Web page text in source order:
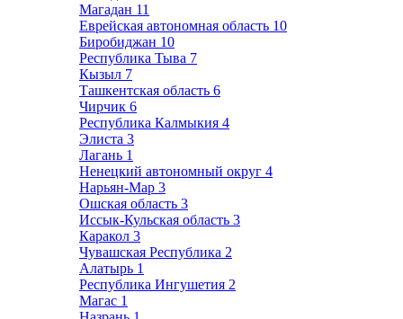
Магадан 11
Еврейская автономная область 10
Биробиджан 10
Республика Тыва 7
Кызыл 7
Ташкентская область 6
Чирчик 6
Республика Калмыкия 4
Элиста 3
Лагань 1
Ненецкий автономный округ 4
Нарьян-Мар 3
Ошская область 3
Иссык-Кульская область 3
Каракол 3
Чувашская Республика 2
Алатырь 1
Республика Ингушетия 2
Магас 1